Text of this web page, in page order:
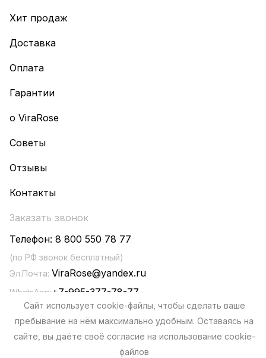
Сайт использует cookie-файлы, чтобы сделать ваше
пребывание на нём максимально удобным. Оставаясь на
сайте, вы даёте своё согласие на использование cookie-
файлов
Хит продаж
Доставка
Оплата
Гарантии
о ViraRose
Советы
Отзывы
Контакты
Заказать звонок
Телефон: 8 800 550 78 77
(по РФ звонок бесплатный)
Эл.Почта: ViraRose@yandex.ru
WhatsApp: +7-995-377-78-77
Политика конфиденциальности